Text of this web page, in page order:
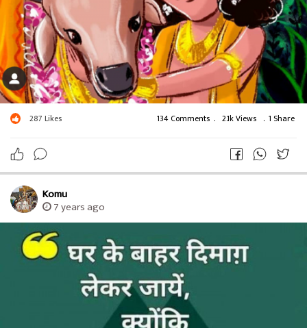
287 Likes 134 Comments . 2.1k Views . 1 Share
Komu
7 years ago